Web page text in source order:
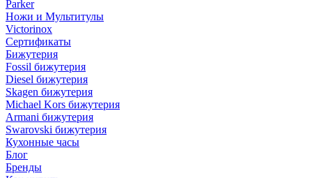
Parker
Ножи и Мультитулы
Victorinox
Сертификаты
Бижутерия
Fossil бижутерия
Diesel бижутерия
Skagen бижутерия
Michael Kors бижутерия
Armani бижутерия
Swarovski бижутерия
Кухонные часы
Блог
Бренды